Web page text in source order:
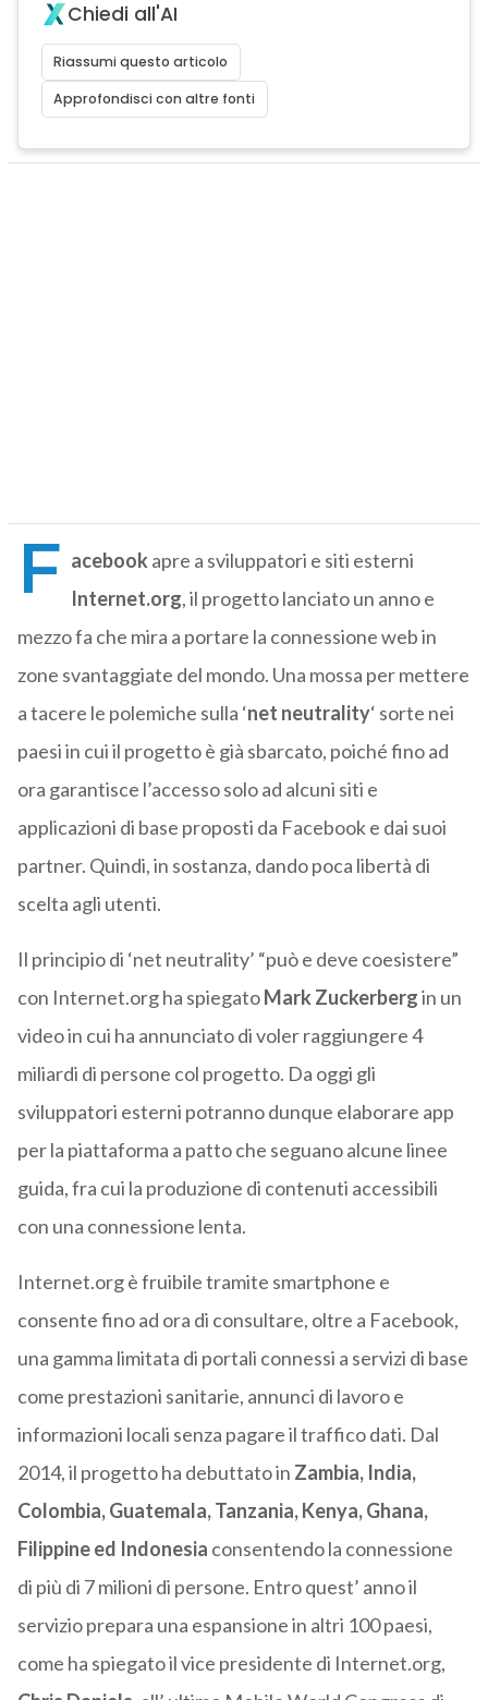
Chiedi all'AI
Riassumi questo articolo
Approfondisci con altre fonti
F acebookapre a sviluppatori e siti esterni
Internet.org, il progetto lanciato un anno e
mezzo fa che mira a portare la connessione web in
zone svantaggiate del mondo. Una mossa per mettere
a tacere le polemiche sulla ‘net neutrality‘ sorte nei
paesi in cui il progetto è già sbarcato, poiché fino ad
ora garantisce l’accesso solo ad alcuni siti e
applicazioni di base proposti da Facebook e dai suoi
partner. Quindi, in sostanza, dando poca libertà di
scelta agli utenti.
Il principio di ‘net neutrality’ “può e deve coesistere”
con Internet.org ha spiegatoMark Zuckerbergin un
video in cui ha annunciato di voler raggiungere 4
miliardi di persone col progetto. Da oggi gli
sviluppatori esterni potranno dunque elaborare app
per la piattaforma a patto che seguano alcune linee
guida, fra cui la produzione di contenuti accessibili
con una connessione lenta.
Internet.org è fruibile tramite smartphone e
consente fino ad ora di consultare, oltre a Facebook,
una gamma limitata di portali connessi a servizi di base
come prestazioni sanitarie, annunci di lavoro e
informazioni locali senza pagare il traffico dati. Dal
2014, il progetto ha debuttato in Zambia, India,
Colombia, Guatemala, Tanzania, Kenya, Ghana,
Filippine ed Indonesia consentendo la connessione
di più di 7 milioni di persone. Entro quest’ anno il
servizio prepara una espansione in altri 100 paesi,
come ha spiegato il vice presidente di Internet.org,